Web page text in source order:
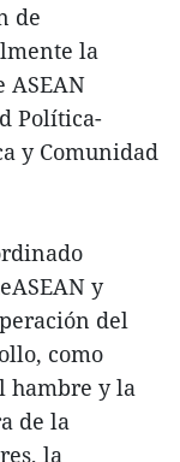
de
la
ASEAN
Política-
y Comunidad
y
del
como
hambre y la
de la
la